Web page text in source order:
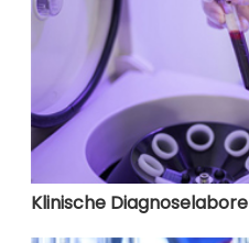
Klinische Diagnoselabore